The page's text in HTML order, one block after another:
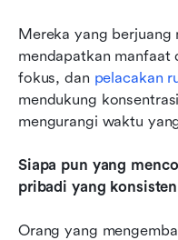
Mereka yang berjuang
mendapatkan
fokus, dan pelacakan
mendukung
mengurangi waktu
Siapa pun yang
pribadi yang konsisten
Orang yang